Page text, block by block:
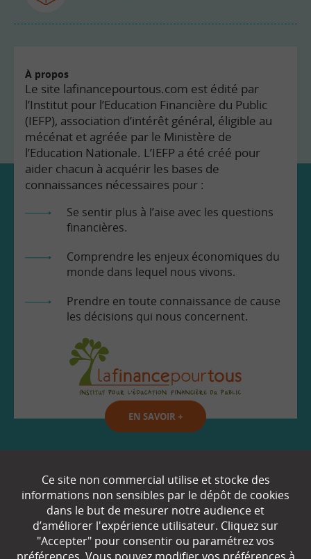
À propos
Le site lafinancepourtous.com est édité par
l’Institut pour l’Education Financière du Public
(IEFP), association d’intérêt général, éligible au
mécénat et agréée par le Ministère de
l’Education Nationale. L’IEFP a été créé pour
aider chacun à acquérir les bases de
connaissances nécessaires pour :
Se sentir plus à l’aise avec les questions
financières.
Comprendre les enjeux économiques du
monde dans lequel nous vivons.
Prendre en toute connaissance de cause
les décisions qui nous concernent.
EN SAVOIR +
Partenaires
Espace Presse
Plan du site
Ce site non commercial utilise et stocke des
informations non sensibles par le dépôt de cookies
dans le but de mesurer notre audience et
d’améliorer l'expérience utilisateur. Cliquez sur
"Accepter" pour consentir ou paramétrez vos